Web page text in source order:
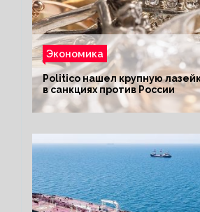
Экономика
Politico нашел крупную
в санкциях против России